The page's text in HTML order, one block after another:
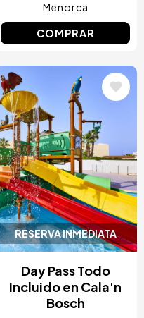
Menorca
COMPRAR
RESERVA INMEDIATA
Image
Day Pass Todo
Incluido en Cala'n
Bosch